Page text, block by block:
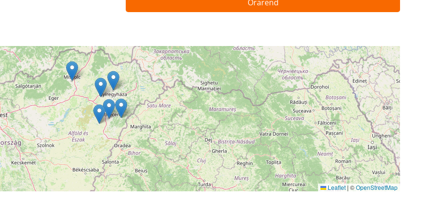
Órarend
Leaflet | ©OpenStreetMap